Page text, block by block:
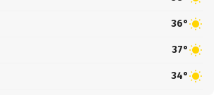
36°
37°
34°